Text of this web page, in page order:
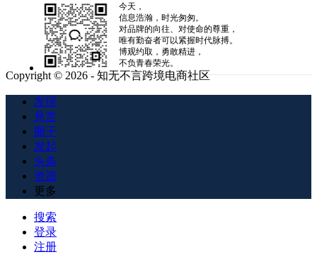
今天，
信息浩瀚，时光匆匆。
对品牌的向往、对使命的尊重，
唯有勤奋者可以紧握时代脉搏。
博观约取，勇敢精进，
不负青春荣光。
Copyright © 2026 - 知无不言跨境电商社区
发现
悬赏
圈子
发起
头条
资源
更多
搜索
登录
注册